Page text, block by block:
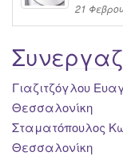
21
Γιαζιτζόγλου
Θεσσαλονίκη
Σταματόπουλος
Θεσσαλονίκη